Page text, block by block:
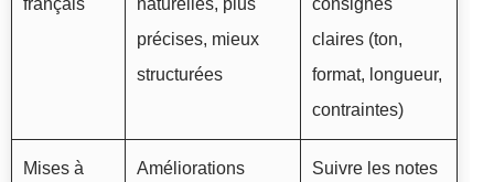
précises, mieux
structurées
claires (ton,
format, longueur,
contraintes)
Mises à
Améliorations
Suivre les notes